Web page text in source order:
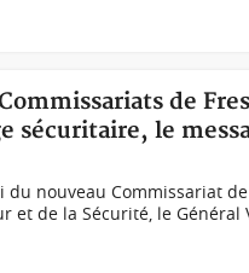
de
sécuritaire, le
nouveau Commissariat
et de la Sécurité, le